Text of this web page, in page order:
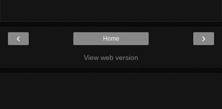
‹ ›
Home
View web version